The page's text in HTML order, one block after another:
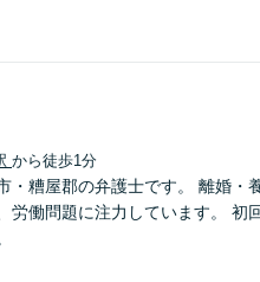
から徒歩1分
・糟屋郡の弁護士です。 離婚・
労働問題に注力しています。 初